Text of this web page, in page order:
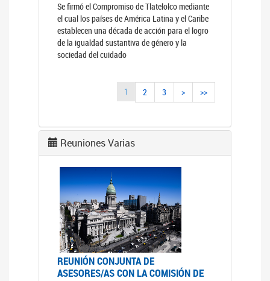
Se firmó el Compromiso de Tlatelolco mediante
el cual los países de América Latina y el Caribe
establecen una década de acción para el logro
de la igualdad sustantiva de género y la
sociedad del cuidado
1 2 3 > >>
Reuniones Varias
REUNIÓN CONJUNTA DE
ASESORES/AS CON LA COMISIÓN DE